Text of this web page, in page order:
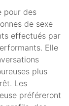
pour des
de sexe
effectués par
Elle
plus
Les
préféreront